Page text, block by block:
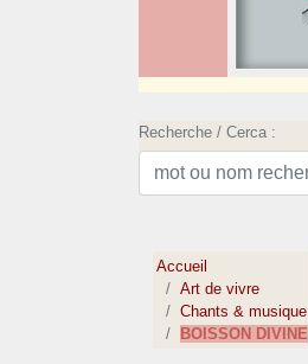
Recherche / Cerca :
Accueil
Art de vivre
Chants & musique
BOISSON DIVINE